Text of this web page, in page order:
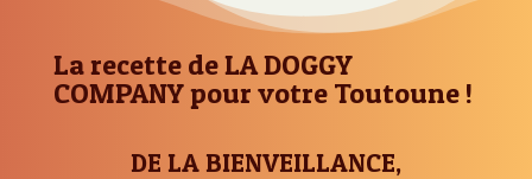
La recette de LA DOGGY
COMPANY pour votre Toutoune !
DE LA BIENVEILLANCE,